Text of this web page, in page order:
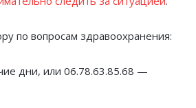
по вопросам здравоохранения:
дни, или 06.78.63.85.68 —
летних ночей
В Монако раскрыли мошенничество
€1 млн